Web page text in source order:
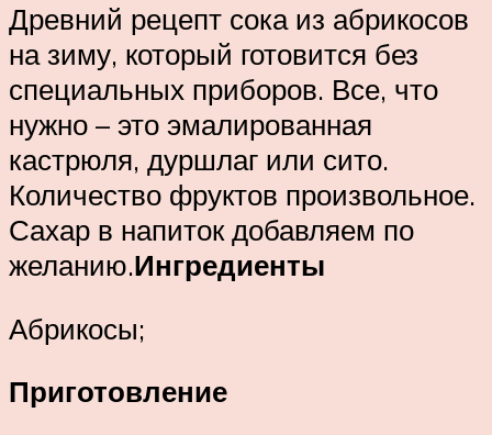
Древний рецепт сока из абрикосов
на зиму, который готовится без
специальных приборов. Все, что
нужно – это эмалированная
кастрюля, дуршлаг или сито.
Количество фруктов произвольное.
Сахар в напиток добавляем по
желанию.Ингредиенты
Абрикосы;
Приготовление